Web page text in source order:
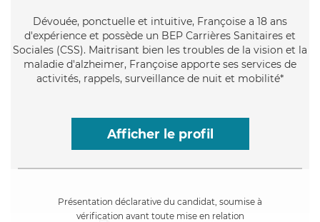
Dévouée, ponctuelle et intuitive, Françoise a 18 ans
d'expérience et possède un BEP Carrières Sanitaires et
Sociales (CSS). Maitrisant bien les troubles de la vision et la
maladie d'alzheimer, Françoise apporte ses services de
activités, rappels, surveillance de nuit et mobilité*
Afficher le profil
Présentation déclarative du candidat, soumise à
vérification avant toute mise en relation